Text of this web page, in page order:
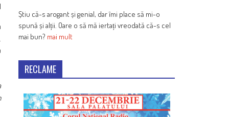
.
Știu că-s arogant și genial, dar îmi place să mi-o
spună și alții. Oare o să mă iertați vreodată că-s cel
mai bun? mai mult
RECLAME